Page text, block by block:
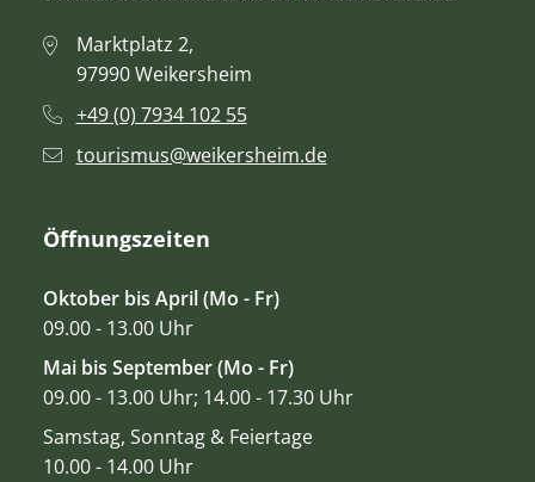
Marktplatz 2,
97990 Weikersheim
+49 (0) 7934 102 55
tourismus@weikersheim.de
Öffnungszeiten
Oktober bis April (Mo - Fr)
09.00 - 13.00 Uhr
Mai bis September (Mo - Fr)
09.00 - 13.00 Uhr; 14.00 - 17.30 Uhr
Samstag, Sonntag & Feiertage
10.00 - 14.00 Uhr